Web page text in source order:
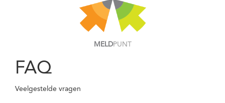
MELDPUNT
FAQ
Veelgestelde vragen